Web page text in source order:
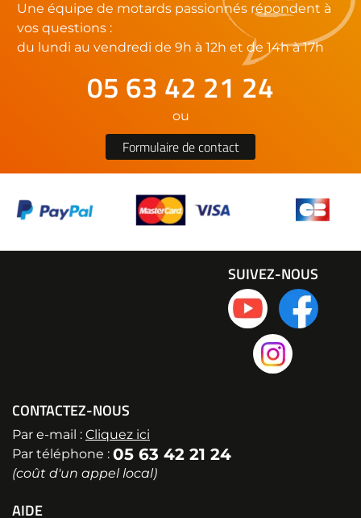
Une équipe de motards passionnés répondent à
vos questions :
du lundi au vendredi de 9h à 12h et de 14h à 17h
05 63 42 21 24
ou
Formulaire de contact
CONTACTEZ-NOUS
Par e-mail : Cliquez ici
Par téléphone : 05 63 42 21 24
(coût d'un appel local)
AIDE
SUIVEZ-NOUS